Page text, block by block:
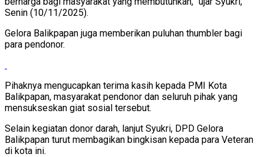
Senin (10/11/2025).
Gelora Balikpapan juga memberikan puluhan thumbler bagi
para pendonor.
Pihaknya mengucapkan terima kasih kepada PMI Kota
Balikpapan, masyarakat pendonor dan seluruh pihak yang
mensukseskan giat sosial tersebut.
Selain kegiatan donor darah, lanjut Syukri, DPD Gelora
Balikpapan turut membagikan bingkisan kepada para Veteran
di kota ini.